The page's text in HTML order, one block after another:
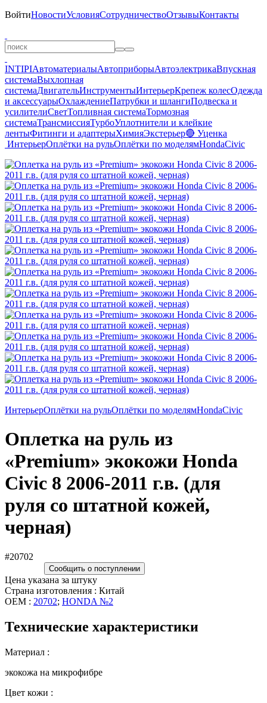
ВойтиНовостиУсловияСотрудничествоОтзывыКонтакты
INTIPIАвтоматериалыАвтоприборыАвтоэлектрикаВпускная
системаВыхлопная
системаДвигательИнструментыИнтерьерКрепеж колесОдежда
и аксессуарыОхлаждениеПатрубки и шлангиПодвеска и
усилителиСветТопливная системаТормозная
системаТрансмиссияТурбоУплотнители и клейкие
лентыФитинги и адаптерыХимияЭкстерьер🔴 Уценка
ИнтерьерОплётки на рульОплётки по моделямHondaCivic
ИнтерьерОплётки на рульОплётки по моделямHondaCivic
Оплетка на руль из
«Premium» экокожи Honda
Civic 8 2006-2011 г.в. (для
руля со штатной кожей,
черная)
#20702
Сообщить о поступлении
Цена указана за штуку
Страна изготовления : Китай
OEM : 20702; HONDA №2
Технические характеристики
Материал :
экокожа на микрофибре
Цвет кожи :